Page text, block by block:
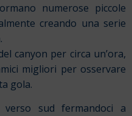
numerose piccole
creando una serie
canyon per circa un’ora,
migliori per osservare
gola.
sud fermandoci a